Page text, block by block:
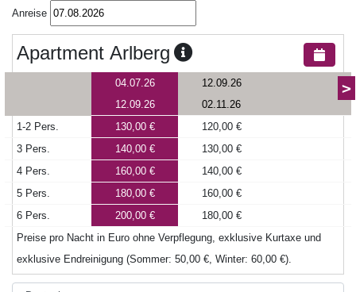
Anreise
Apartment Arlberg
>
04.07.26
12.09.26
12.09.26
02.11.26
1-2 Pers.
130,00 €
120,00 €
3 Pers.
140,00 €
130,00 €
4 Pers.
160,00 €
140,00 €
5 Pers.
180,00 €
160,00 €
6 Pers.
200,00 €
180,00 €
Preise pro Nacht in Euro ohne Verpflegung, exklusive Kurtaxe und
exklusive Endreinigung (Sommer: 50,00 €, Winter: 60,00 €).